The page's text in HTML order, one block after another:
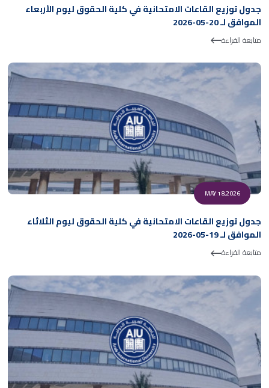
جدول توزيع القاعات الامتحانية في كلية الحقوق ليوم الأربعاء
الموافق لـ 20-05-2026
متابعة القراءة
MAY 18,2026
جدول توزيع القاعات الامتحانية في كلية الحقوق ليوم الثلاثاء
الموافق لـ 19-05-2026
متابعة القراءة